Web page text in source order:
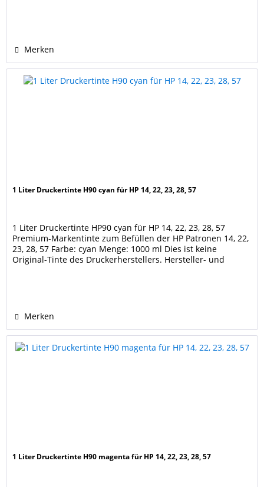
Merken
1 Liter Druckertinte H90 cyan für HP 14, 22, 23, 28, 57
1 Liter Druckertinte HP90 cyan für HP 14, 22, 23, 28, 57
Premium-Markentinte zum Befüllen der HP Patronen 14, 22,
23, 28, 57 Farbe: cyan Menge: 1000 ml Dies ist keine
Original-Tinte des Druckerherstellers. Hersteller- und
Merken
1 Liter Druckertinte H90 magenta für HP 14, 22, 23, 28, 57